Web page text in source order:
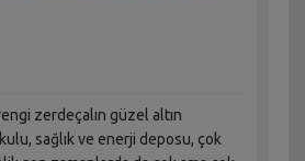
zerdeçalın güzel altın
sağlık ve enerji deposu, çok